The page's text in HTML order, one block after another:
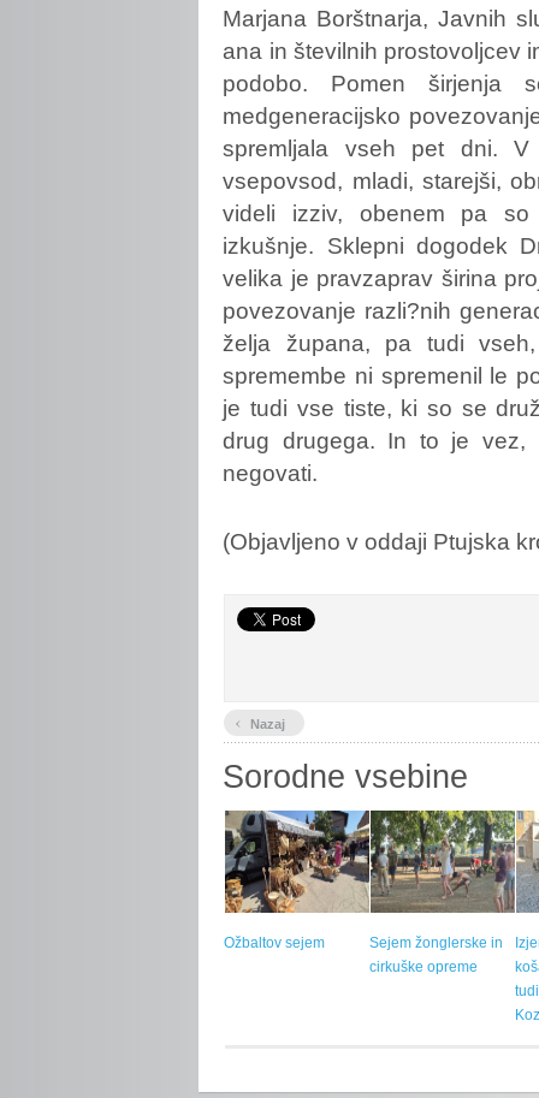
Marjana Borštnarja, Javnih
ana in številnih prostovoljcev
podobo. Pomen širjenja
medgeneracijsko
spremljala vseh pet dni.
vsepovsod, mladi, starejši,
videli izziv, obenem pa so
izkušnje. Sklepni dogodek
velika je pravzaprav širina
povezovanje razli?nih
želja župana, pa tudi
spremembe ni spremenil le
je tudi vse tiste, ki so se
drug drugega. In to je
negovati.
(Objavljeno v oddaji Ptujska
‹ Nazaj
Sorodne vsebine
Ožbaltov sejem
Sejem žonglerske in
cirkuške opreme